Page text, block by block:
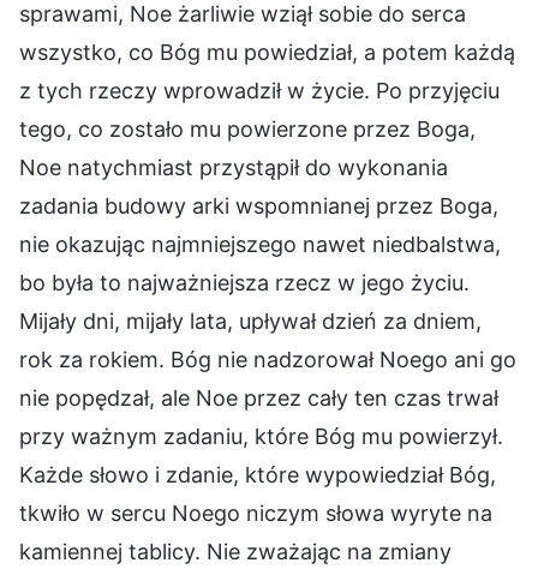
sprawami, Noe żarliwie wziął sobie do serca
wszystko, co Bóg mu powiedział, a potem każdą
z tych rzeczy wprowadził w życie. Po przyjęciu
tego, co zostało mu powierzone przez Boga,
Noe natychmiast przystąpił do wykonania
zadania budowy arki wspomnianej przez Boga,
nie okazując najmniejszego nawet niedbalstwa,
bo była to najważniejsza rzecz w jego życiu.
Mijały dni, mijały lata, upływał dzień za dniem,
rok za rokiem. Bóg nie nadzorował Noego ani go
nie popędzał, ale Noe przez cały ten czas trwał
przy ważnym zadaniu, które Bóg mu powierzył.
Każde słowo i zdanie, które wypowiedział Bóg,
tkwiło w sercu Noego niczym słowa wyryte na
kamiennej tablicy. Nie zważając na zmiany